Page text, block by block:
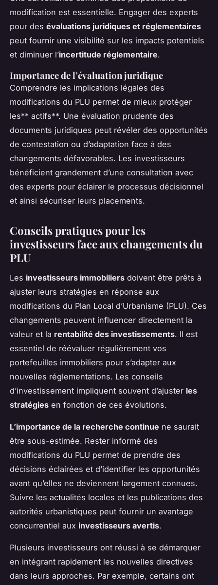
modification est essentielle. Engager des experts
pour des évaluations juridiques et réglementaires
peut fournir une visibilité sur les impacts potentiels
et diminuer l’incertitude réglementaire.
Importance de l’évaluation juridique
Comprendre les implications légales des
modifications du PLU permet de mieux protéger
les** actifs**. Une évaluation prudente des
documents juridiques peut révéler des opportunités
de contestation ou d’adaptation face à des
changements défavorables. Les investisseurs
bénéficient grandement d’une consultation avec
des experts pour éclairer le processus décisionnel
et ainsi sécuriser leurs placements.
Conseils pratiques pour les
investisseurs face aux changements du
PLU
Les investisseurs immobiliers doivent être prêts à
ajuster leurs stratégies en réponse aux
modifications du Plan Local d’Urbanisme (PLU). Ces
changements peuvent influencer directement la
valeur et la rentabilité des investissements. Il est
essentiel de réévaluer régulièrement vos
portefeuilles immobiliers pour s’adapter aux
nouvelles réglementations. Les conseils
d’investissement impliquent souvent d’ajuster les
stratégies en fonction de ces évolutions.
L’importance de la recherche continue ne saurait
être sous-estimée. Rester informé des
modifications du PLU permet de prendre des
décisions éclairées et d’identifier les opportunités
avant qu’elles ne deviennent largement connues.
Suivre les actualités locales et les publications des
autorités urbanistiques peut fournir un avantage
concurrentiel aux investisseurs avertis.
Plusieurs investisseurs ont réussi à se démarquer
en intégrant rapidement les nouvelles directives
dans leurs approches. Par exemple, certains ont